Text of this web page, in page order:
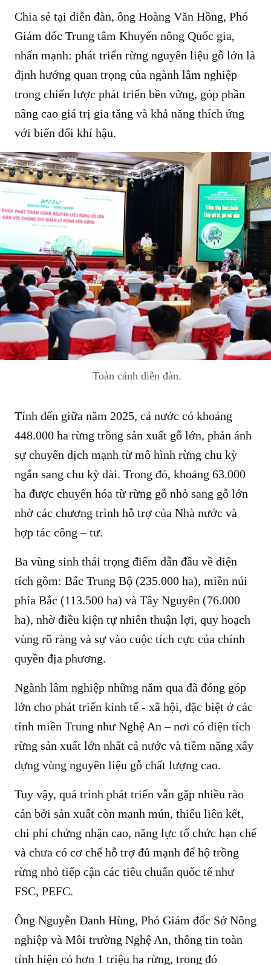
Chia sẻ tại diễn đàn, ông Hoàng Văn Hồng, Phó
Giám đốc Trung tâm Khuyến nông Quốc gia,
nhấn mạnh: phát triển rừng nguyên liệu gỗ lớn là
định hướng quan trọng của ngành lâm nghiệp
trong chiến lược phát triển bền vững, góp phần
nâng cao giá trị gia tăng và khả năng thích ứng
với biến đổi khí hậu.
Toàn cảnh diễn đàn.
Tính đến giữa năm 2025, cả nước có khoảng
448.000 ha rừng trồng sản xuất gỗ lớn, phản ánh
sự chuyển dịch mạnh từ mô hình rừng chu kỳ
ngắn sang chu kỳ dài. Trong đó, khoảng 63.000
ha được chuyển hóa từ rừng gỗ nhỏ sang gỗ lớn
nhờ các chương trình hỗ trợ của Nhà nước và
hợp tác công – tư.
Ba vùng sinh thái trọng điểm dẫn đầu về diện
tích gồm: Bắc Trung Bộ (235.000 ha), miền núi
phía Bắc (113.500 ha) và Tây Nguyên (76.000
ha), nhờ điều kiện tự nhiên thuận lợi, quy hoạch
vùng rõ ràng và sự vào cuộc tích cực của chính
quyền địa phương.
Ngành lâm nghiệp những năm qua đã đóng góp
lớn cho phát triển kinh tế - xã hội, đặc biệt ở các
tỉnh miền Trung như Nghệ An – nơi có diện tích
rừng sản xuất lớn nhất cả nước và tiềm năng xây
dựng vùng nguyên liệu gỗ chất lượng cao.
Tuy vậy, quá trình phát triển vẫn gặp nhiều rào
cản bởi sản xuất còn manh mún, thiếu liên kết,
chi phí chứng nhận cao, năng lực tổ chức hạn chế
và chưa có cơ chế hỗ trợ đủ mạnh để hộ trồng
rừng nhỏ tiếp cận các tiêu chuẩn quốc tế như
FSC, PEFC.
Ông Nguyễn Danh Hùng, Phó Giám đốc Sở Nông
nghiệp và Môi trường Nghệ An, thông tin toàn
tỉnh hiện có hơn 1 triệu ha rừng, trong đó